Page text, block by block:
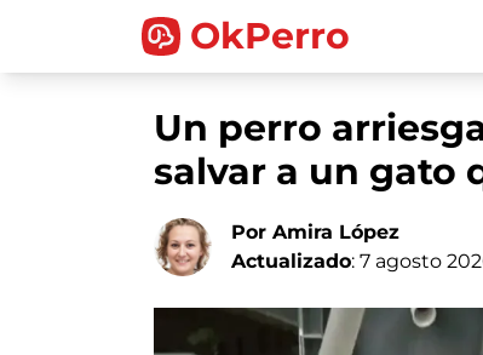
OkPerro
Un perro
salvar a un gato
Por Amira López
Actualizado: 7 agosto